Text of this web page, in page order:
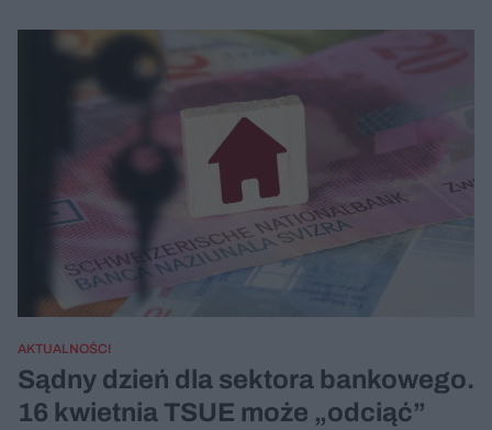
AKTUALNOŚCI
Sądny dzień dla sektora bankowego.
16 kwietnia TSUE może „odciąć”